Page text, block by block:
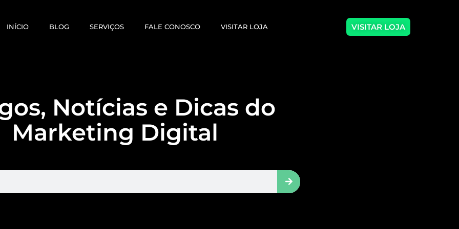
INÍCIO BLOG SERVIÇOS FALE CONOSCO VISITAR LOJA VISITAR LOJA
Notícias e Dicas do
Marketing Digital